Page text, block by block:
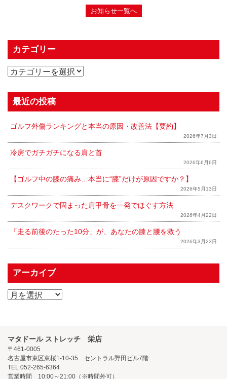
お知らせ一覧へ
カテゴリー
最近の投稿
ゴルフ外傷ランキングと本当の原因・改善法【要約】
2026年7月3日
冷房でガチガチになる肩と首
2026年6月6日
【ゴルフ中の膝の痛み…本当に“膝”だけが原因ですか？】
2026年5月13日
デスクワークで固まった肩甲骨を一発でほぐす方法
2026年4月22日
「走る前後のたった10分」が、あなたの膝と腰を救う
2026年3月23日
アーカイブ
マタドール ストレッチ 栄店
〒461-0005
名古屋市東区東桜1-10-35 セントラル野田ビル7階
TEL 052-265-6364
営業時間 10:00～21:00（※時間外可）